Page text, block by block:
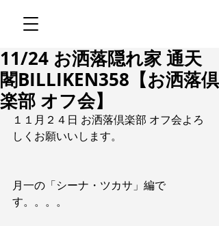
11/24 お洒落隠れ家 通天
閣BILLIKEN358【お洒落倶
楽部 オフ会】
１１月２４日 お洒落倶楽部 オフ会よろ
しくお願いいします。
月一の「シーナ・ツカサ」編で
す。。。。